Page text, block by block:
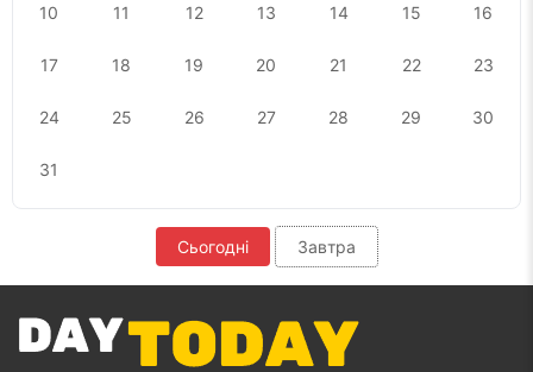
10 11 12 13 14 15 16
17 18 19 20 21 22 23
24 25 26 27 28 29 30
31
Сьогодні Завтра